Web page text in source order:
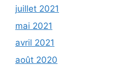
juillet 2021
mai 2021
avril 2021
août 2020